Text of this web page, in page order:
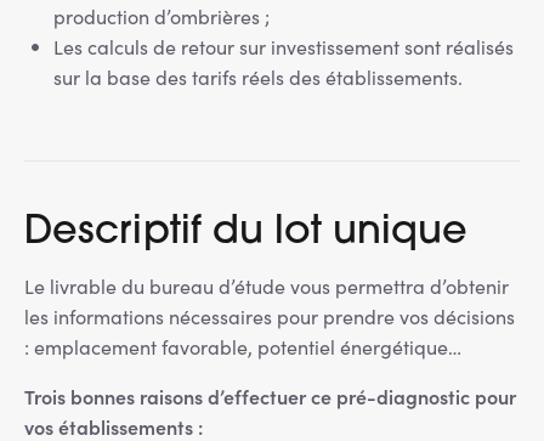
production d’ombrières ;
Les calculs de retour sur investissement sont réalisés
sur la base des tarifs réels des établissements.
Descriptif du lot unique
Le livrable du bureau d’étude vous permettra d’obtenir
les informations nécessaires pour prendre vos décisions
: emplacement favorable, potentiel énergétique…
Trois bonnes raisons d’effectuer ce pré-diagnostic pour
vos établissements :